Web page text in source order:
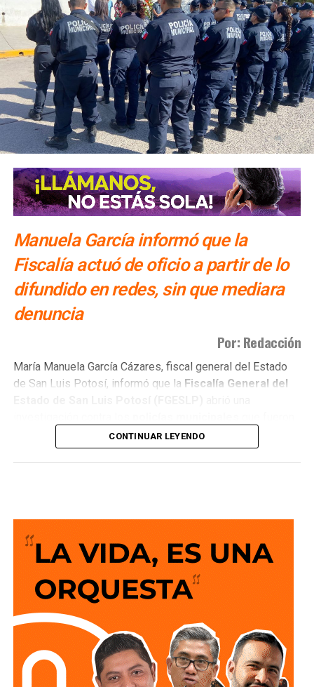
una o dos noches.
El número exacto de paquetes vendidos o apartados por
las agencias solo se conocerá al cierre de la temporada,
dijo Alonso.
También lee:Gallardo arranca operativo de seguridad para
Fenapo 2026
Manuela García informó que la
Fiscalía actuó de oficio a partir de lo
difundido en redes, sin que mediara
denuncia
Por: Redacción
María Manuela García Cázares, fiscal general del Estado
de San Luis Potosí, informó que la Fiscalía General del
captados en cámara en un sitio que las autoridades tienen
identificado comopunto de venta de drogas.
ser cuestionada sobre el caso.
García Cázares planteó que el eje de la revisión será
determinar la conducta de los elementos en ese punto:
qué acción realizaban y por qué se detuvieron ahí.
Adelantó que el resultado de las diligencias definirá si
hubo alguna irregularidad.
Al momento de la entrevista, la fiscal no había tenido
Juan Antonio Villa Gutiérrez
CONTINUAR LEYENDO